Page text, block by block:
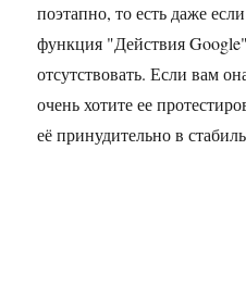
поэтапно, то есть даже
функция "Действия
отсутствовать. Если вам
очень хотите ее
её принудительно в